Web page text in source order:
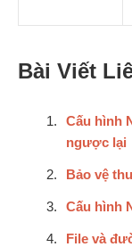
Bài Viết
Cấu hình
ngược lại
Bảo vệ
Cấu hình
File và